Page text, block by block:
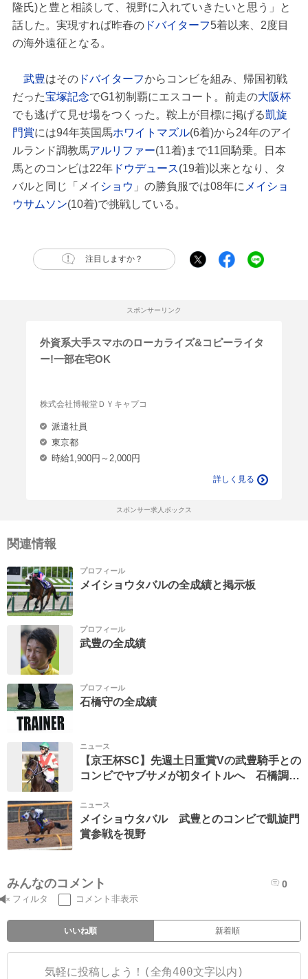
隆氏)と豊と相談して、視野に入れていきたいと思う」と
話した。実現すれば昨春の ドバイターフ5着以来、2度目
の海外遠征となる。
武豊はその ドバイターフからコンビを組み、帰国初戦
だった宝塚記念でG1初制覇にエスコート。前走の大阪杯
でも逃げて見せ場をつくった。鞍上が目標に掲げる凱旋
門賞には94年英国馬ホワイトマズル(6着)から24年のアイ
ルランド調教馬アルリファー(11着)まで11回騎乗。日本
馬とのコンビは22年 ドウデュース(19着)以来となり、タ
バルと同じ「メイ ショウ 」の勝負服では08年に メイショ
ウサムソン(10着)で挑戦している。
注目しますか？
スポンサーリンク
外資系大手スマホのローカライズ&コピーライタ
ー!一部在宅OK
株式会社博報堂ＤＹキャプコ
派遣社員
東京都
時給1,900円～2,000円
詳しく見る
スポンサー求人ボックス
関連情報
プロフィール
メイショウタバルの全成績と掲示板
プロフィール
武豊の全成績
プロフィール
石橋守の全成績
ニュース
【京王杯SC】先週土日重賞Vの武豊騎手との
コンビでヤブサメが初タイトルへ 石橋調教
ニュース
メイショウタバル 武豊とのコンビで凱旋門
賞参戦を視野
みんなのコメント 0
フィルタ コメント非表示
いいね順 新着順